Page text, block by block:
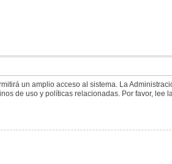
un amplio acceso al sistema. La
de uso y políticas relacionadas. Por favor, lee